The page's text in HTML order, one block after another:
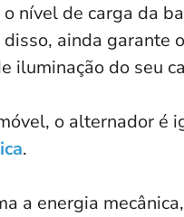
nível de carga da
ainda garante
iluminação do seu
o alternador é
.
a energia